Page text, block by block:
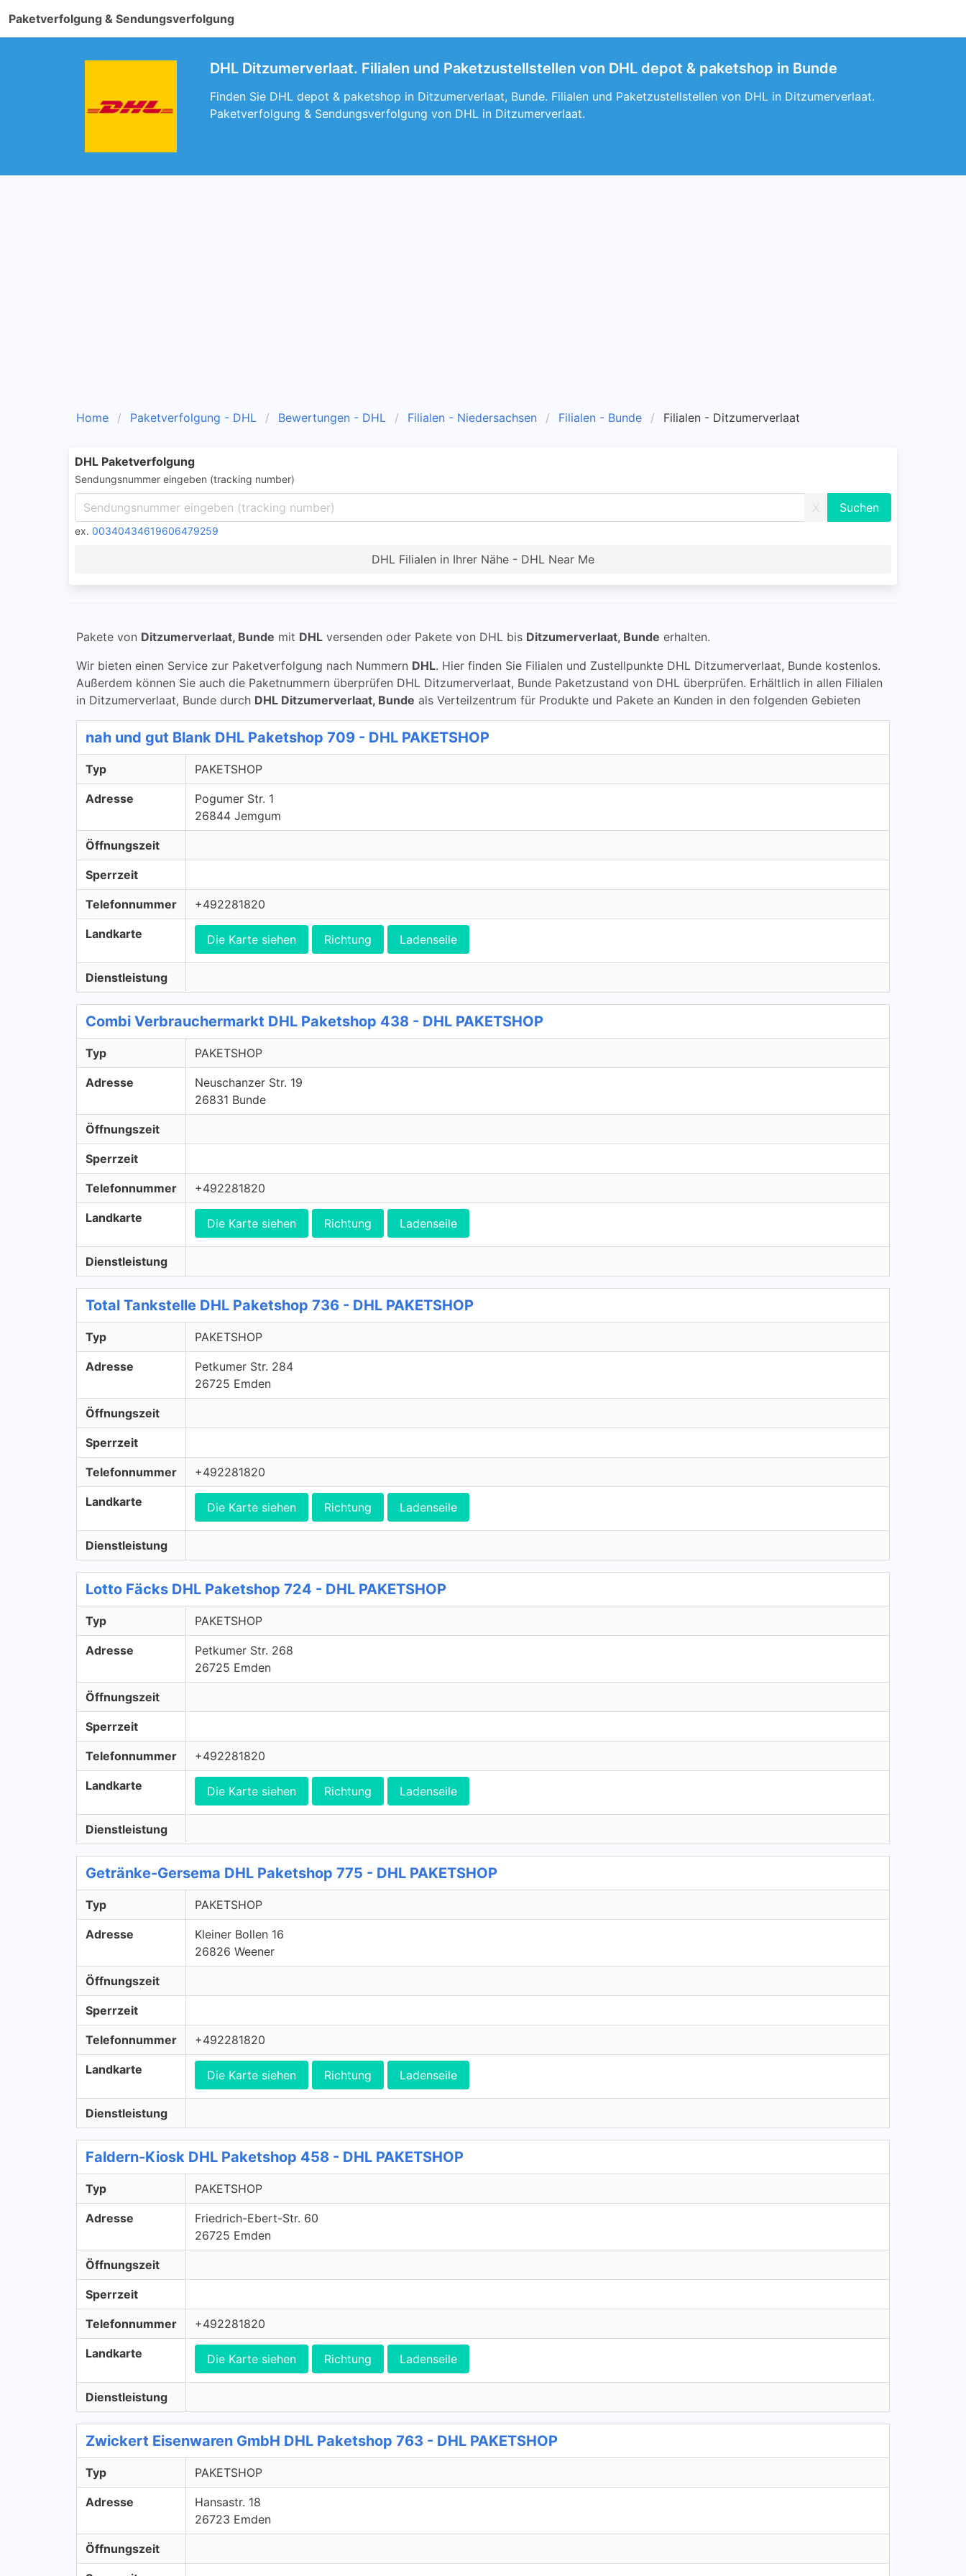
Paketverfolgung & Sendungsverfolgung
DHL Ditzumerverlaat. Filialen und Paketzustellstellen von DHL depot & paketshop in Bunde
Finden Sie DHL depot & paketshop in Ditzumerverlaat, Bunde. Filialen und Paketzustellstellen von DHL in Ditzumerverlaat.
Paketverfolgung & Sendungsverfolgung von DHL in Ditzumerverlaat.
Home Paketverfolgung - DHL Bewertungen - DHL Filialen - Niedersachsen Filialen - Bunde Filialen - Ditzumerverlaat
DHL Paketverfolgung
Sendungsnummer eingeben (tracking number)
X
ex. 00340434619606479259
DHL Filialen in Ihrer Nähe - DHL Near Me
Pakete von Ditzumerverlaat, Bunde mit DHL versenden oder Pakete von DHL bis Ditzumerverlaat, Bunde erhalten.
Wir bieten einen Service zur Paketverfolgung nach Nummern DHL. Hier finden Sie Filialen und Zustellpunkte DHL Ditzumerverlaat, Bunde kostenlos.
Außerdem können Sie auch die Paketnummern überprüfen DHL Ditzumerverlaat, Bunde Paketzustand von DHL überprüfen. Erhältlich in allen Filialen
in Ditzumerverlaat, Bunde durch DHL Ditzumerverlaat, Bunde als Verteilzentrum für Produkte und Pakete an Kunden in den folgenden Gebieten
nah und gut Blank DHL Paketshop 709 - DHL PAKETSHOP
Typ PAKETSHOP
Adresse
Pogumer Str. 1
26844 Jemgum
Öffnungszeit
Sperrzeit
Telefonnummer +492281820
Landkarte Die Karte siehen Richtung Ladenseile
Dienstleistung
Combi Verbrauchermarkt DHL Paketshop 438 - DHL PAKETSHOP
Typ PAKETSHOP
Adresse
Neuschanzer Str. 19
26831 Bunde
Öffnungszeit
Sperrzeit
Telefonnummer +492281820
Landkarte Die Karte siehen Richtung Ladenseile
Dienstleistung
Total Tankstelle DHL Paketshop 736 - DHL PAKETSHOP
Typ PAKETSHOP
Adresse
Petkumer Str. 284
26725 Emden
Öffnungszeit
Sperrzeit
Telefonnummer +492281820
Landkarte Die Karte siehen Richtung Ladenseile
Dienstleistung
Lotto Fäcks DHL Paketshop 724 - DHL PAKETSHOP
Typ PAKETSHOP
Adresse
Petkumer Str. 268
26725 Emden
Öffnungszeit
Sperrzeit
Telefonnummer +492281820
Landkarte Die Karte siehen Richtung Ladenseile
Dienstleistung
Getränke-Gersema DHL Paketshop 775 - DHL PAKETSHOP
Typ PAKETSHOP
Adresse
Kleiner Bollen 16
26826 Weener
Öffnungszeit
Sperrzeit
Telefonnummer +492281820
Landkarte Die Karte siehen Richtung Ladenseile
Dienstleistung
Faldern-Kiosk DHL Paketshop 458 - DHL PAKETSHOP
Typ PAKETSHOP
Adresse
Friedrich-Ebert-Str. 60
26725 Emden
Öffnungszeit
Sperrzeit
Telefonnummer +492281820
Landkarte Die Karte siehen Richtung Ladenseile
Dienstleistung
Zwickert Eisenwaren GmbH DHL Paketshop 763 - DHL PAKETSHOP
Typ PAKETSHOP
Adresse
Hansastr. 18
26723 Emden
Öffnungszeit